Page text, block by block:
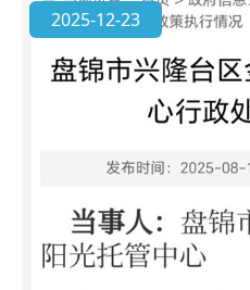
出办学许可范围，有下列行为
校外培训主管部门或者其他有
警告;有违法所得的，退还所
的，责令停止招收学员、吊销
2025-12-23